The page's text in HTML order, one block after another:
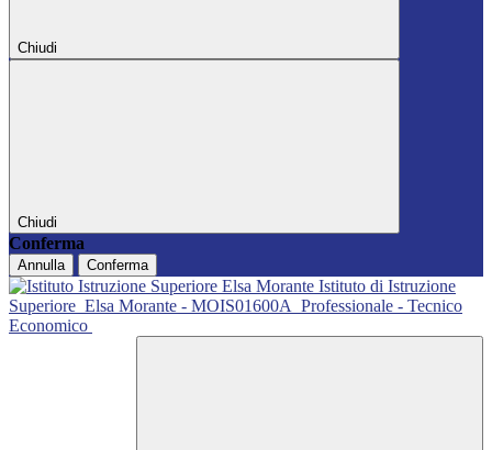
Chiudi
Chiudi
Conferma
Annulla Conferma
Istituto di Istruzione
Superiore Elsa Morante - MOIS01600A Professionale - Tecnico
Economico